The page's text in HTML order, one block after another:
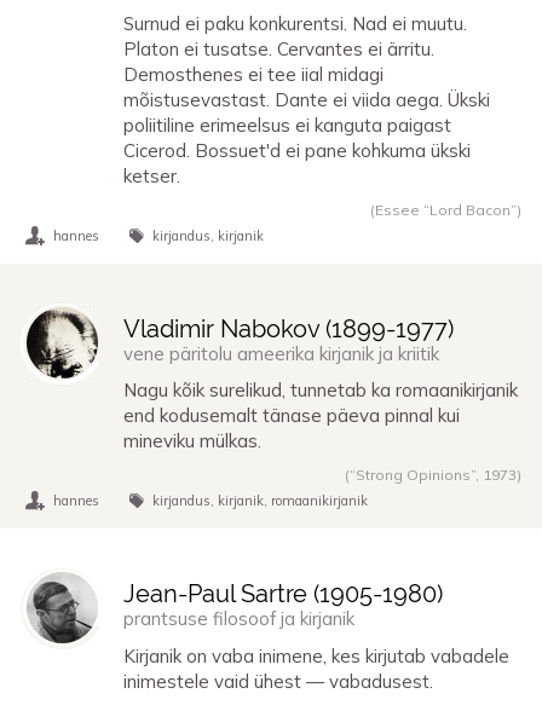
Surnud ei paku konkurentsi. Nad ei muutu.
Platon ei tusatse. Cervantes ei ärritu.
Demosthenes ei tee iial midagi
mõistusevastast. Dante ei viida aega. Ükski
poliitiline erimeelsus ei kanguta paigast
Cicerod. Bossuet'd ei pane kohkuma ükski
ketser.
(Essee “Lord Bacon”)
hannes kirjandus kirjanik
Vladimir Nabokov (1899-1977)
vene päritolu ameerika kirjanik ja kriitik
Nagu kõik surelikud, tunnetab ka romaanikirjanik
end kodusemalt tänase päeva pinnal kui
mineviku mülkas.
(“Strong Opinions”, 1973)
hannes kirjandus kirjanik romaanikirjanik
Jean-Paul Sartre (1905-1980)
prantsuse filosoof ja kirjanik
Kirjanik on vaba inimene, kes kirjutab vabadele
inimestele vaid ühest — vabadusest.